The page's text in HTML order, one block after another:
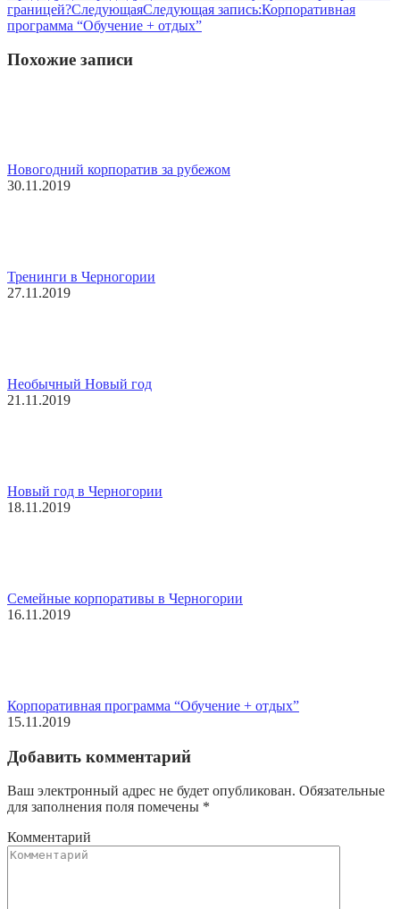
границей?СледующаяСледующая запись:Корпоративная
программа “Обучение + отдых”
Похожие записи
Новогодний корпоратив за рубежом
30.11.2019
Тренинги в Черногории
27.11.2019
Необычный Новый год
21.11.2019
Новый год в Черногории
18.11.2019
Семейные корпоративы в Черногории
16.11.2019
Корпоративная программа “Обучение + отдых”
15.11.2019
Добавить комментарий
Ваш электронный адрес не будет опубликован. Обязательные
для заполнения поля помечены *
Комментарий